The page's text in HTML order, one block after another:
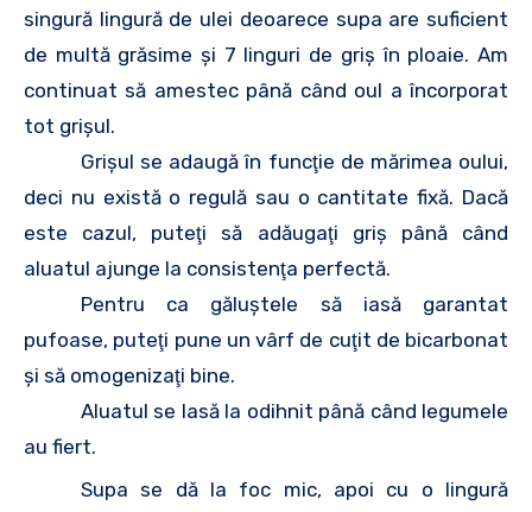
singură lingură de ulei deoarece supa are suficient
de multă grăsime şi 7 linguri de griş în ploaie. Am
continuat să amestec până când oul a încorporat
tot grişul.
Grişul se adaugă în funcţie de mărimea oului,
deci nu există o regulă sau o cantitate fixă. Dacă
este cazul, puteţi să adăugaţi griş până când
aluatul ajunge la consistenţa perfectă.
Pentru ca găluştele să iasă garantat
pufoase, puteţi pune un vârf de cuţit de bicarbonat
şi să omogenizaţi bine.
Aluatul se lasă la odihnit până când legumele
au fiert.
Supa se dă la foc mic, apoi cu o lingură